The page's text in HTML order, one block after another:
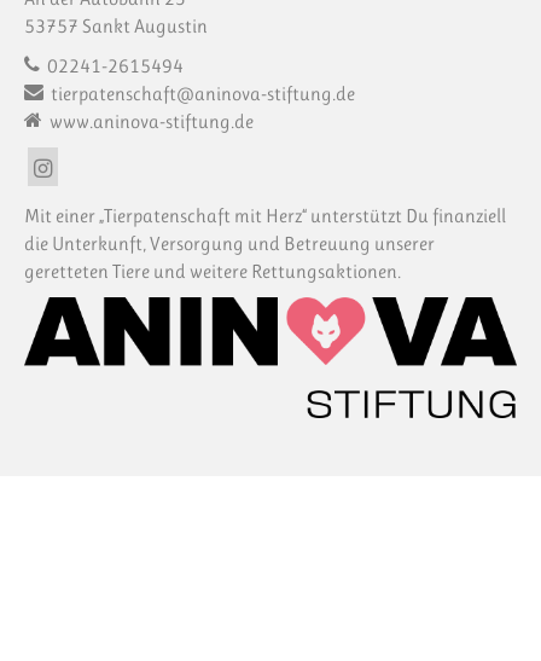
53757 Sankt Augustin
02241-2615494
tierpatenschaft@aninova-stiftung.de
www.aninova-stiftung.de
Mit einer „Tierpatenschaft mit Herz“ unterstützt Du finanziell
die Unterkunft, Versorgung und Betreuung unserer
geretteten Tiere und weitere Rettungsaktionen.